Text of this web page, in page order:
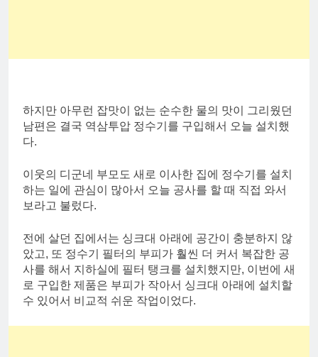
하지만 아무런 잡맛이 없는 순수한 물의 맛이 그리웠던
남편은 결국 역삼투압 정수기를 구입해서 오늘 설치했
다.
이웃의 디군네 부모도 새로 이사한 집에 정수기를 설치
하는 일에 관심이 많아서 오늘 공사를 할 때 직접 와서
보라고 불렀다.
전에 살던 집에서는 싱크대 아래에 공간이 충분하지 않
았고, 또 정수기 필터의 부피가 훨씬 더 커서 복잡한 공
사를 해서 지하실에 필터 탱크를 설치했지만, 이번에 새
로 구입한 제품은 부피가 작아서 싱크대 아래에 설치할
수 있어서 비교적 쉬운 작업이었다.